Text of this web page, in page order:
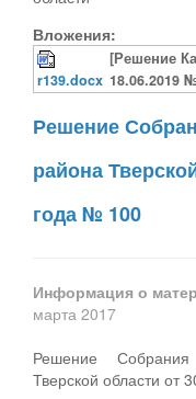
Вложения:
r139.docx
[Решение
18.06.2019
Решение
района
года № 100
Информация о
марта 2017
Решение
Тверской области от